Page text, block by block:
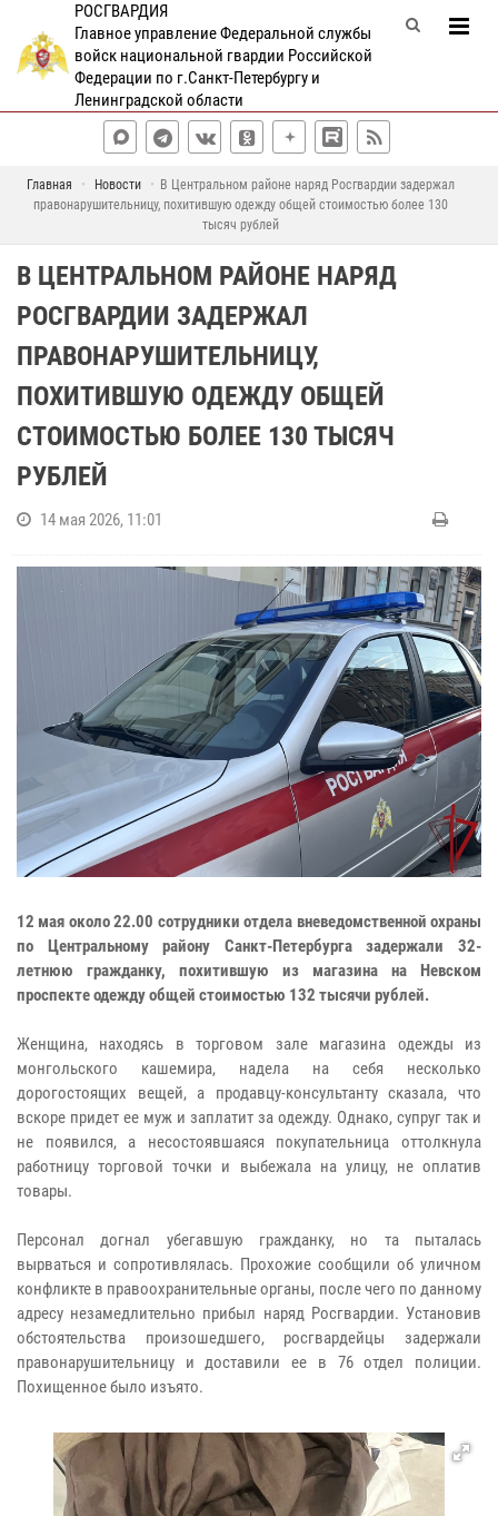
РОСГВАРДИЯ
Главное управление Федеральной службы
войск национальной гвардии Российской
Федерации по г.Санкт-Петербургу и
Ленинградской области
Главная Новости
В Центральном районе наряд Росгвардии задержал
правонарушительницу, похитившую одежду общей стоимостью более 130
тысяч рублей
В ЦЕНТРАЛЬНОМ РАЙОНЕ НАРЯД
РОСГВАРДИИ ЗАДЕРЖАЛ
ПРАВОНАРУШИТЕЛЬНИЦУ,
ПОХИТИВШУЮ ОДЕЖДУ ОБЩЕЙ
СТОИМОСТЬЮ БОЛЕЕ 130 ТЫСЯЧ
РУБЛЕЙ
14 мая 2026, 11:01
12 мая около 22.00 сотрудники отдела вневедомственной охраны
по Центральному району Санкт-Петербурга задержали 32-
летнюю гражданку, похитившую из магазина на Невском
проспекте одежду общей стоимостью 132 тысячи рублей.
Женщина, находясь в торговом зале магазина одежды из
монгольского кашемира, надела на себя несколько
дорогостоящих вещей, а продавцу-консультанту сказала, что
вскоре придет ее муж и заплатит за одежду. Однако, супруг так и
не появился, а несостоявшаяся покупательница оттолкнула
работницу торговой точки и выбежала на улицу, не оплатив
товары.
Персонал догнал убегавшую гражданку, но та пыталась
вырваться и сопротивлялась. Прохожие сообщили об уличном
конфликте в правоохранительные органы, после чего по данному
адресу незамедлительно прибыл наряд Росгвардии. Установив
обстоятельства произошедшего, росгвардейцы задержали
правонарушительницу и доставили ее в 76 отдел полиции.
Похищенное было изъято.